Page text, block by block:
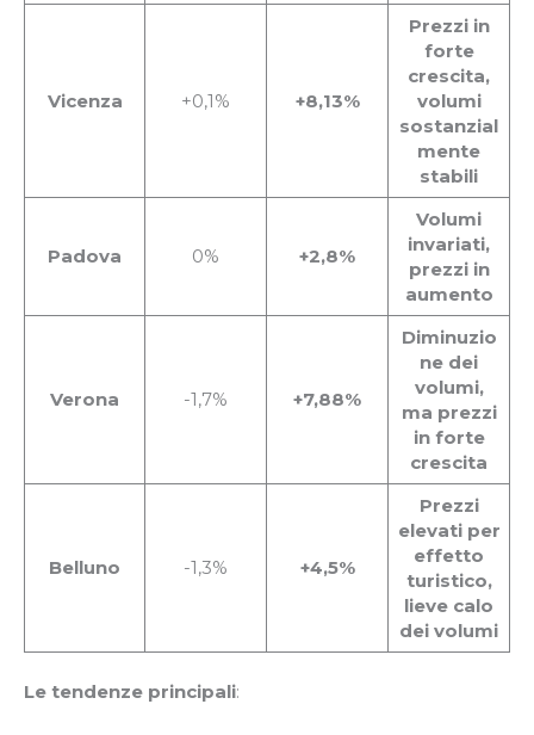
Vicenza +0,1% +8,13%
Prezzi in
forte
crescita,
volumi
sostanzial
mente
stabili
Padova 0% +2,8%
Volumi
invariati,
prezzi in
aumento
Verona -1,7% +7,88%
Diminuzio
ne dei
volumi,
ma prezzi
in forte
crescita
Belluno -1,3% +4,5%
Prezzi
elevati per
effetto
turistico,
lieve calo
dei volumi
Le tendenze principali: